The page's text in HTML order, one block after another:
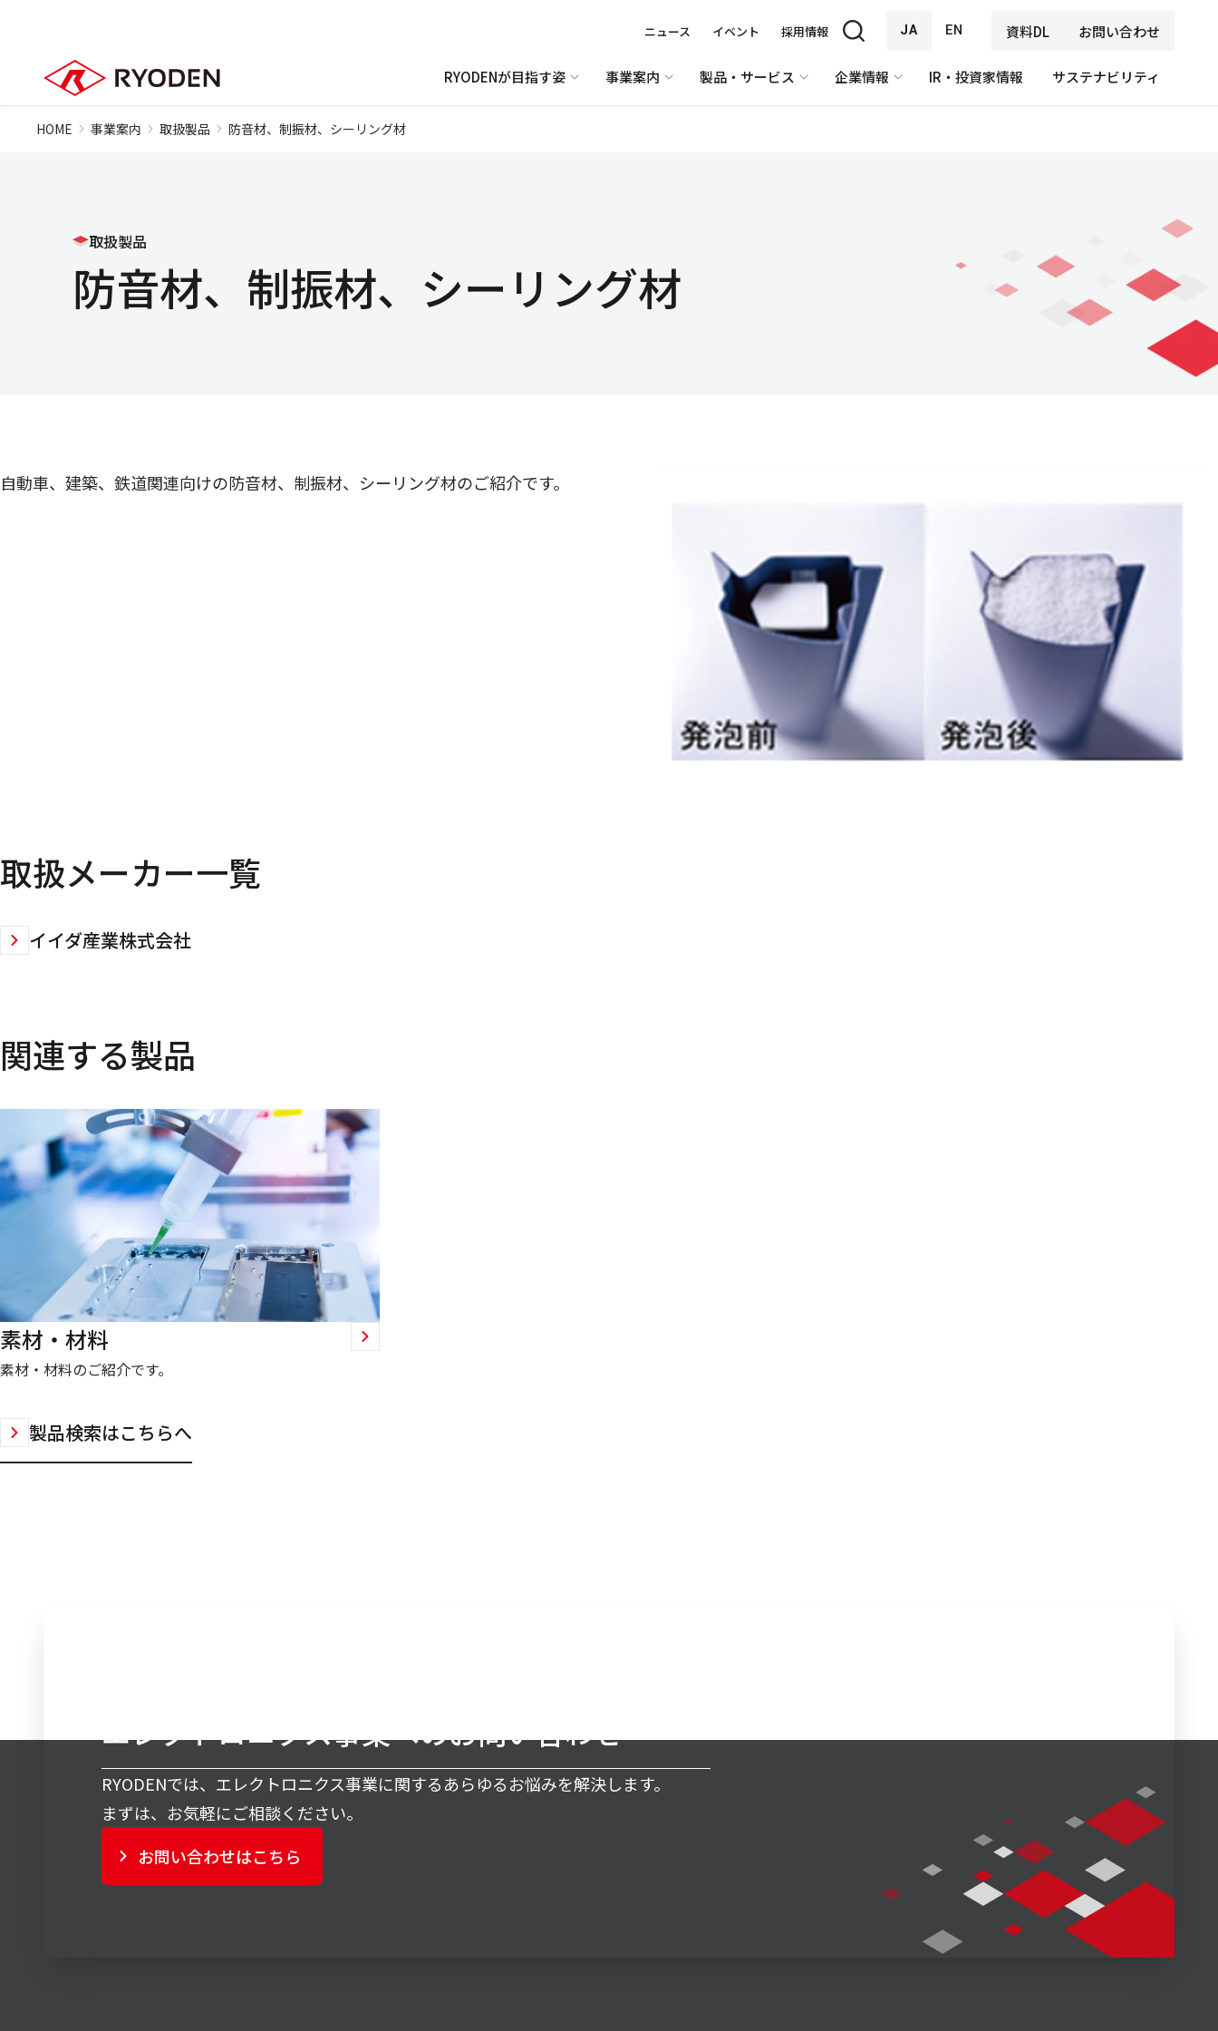
ニュース イベント 採用情報 JA EN 資料DL お問い合わせ
RYODENが目指す姿 事業案内 製品・サービス 企業情報 IR・投資家情報 サステナビリティ
HOME 事業案内 取扱製品 防音材、制振材、シーリング材
取扱製品
防音材、制振材、シーリング材
自動車、建築、鉄道関連向けの防音材、制振材、シーリング材のご紹介です。
取扱メーカー一覧
イイダ産業株式会社
関連する製品
素材・材料
素材・材料のご紹介です。
製品検索はこちらへ
エレクトロニクス事業へのお問い合わせ
RYODENでは、エレクトロニクス事業に関するあらゆるお悩みを解決します。
まずは、お気軽にご相談ください。
お問い合わせはこちら